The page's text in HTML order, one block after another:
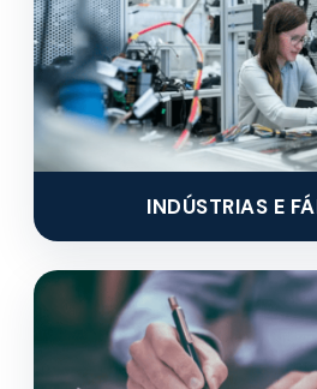
INDÚSTRIAS E